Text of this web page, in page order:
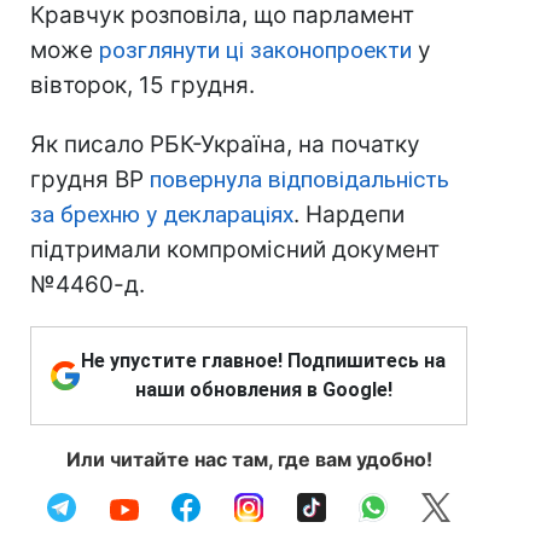
Кравчук розповіла, що парламент
може розглянути ці законопроекти у
вівторок, 15 грудня.
Як писало РБК-Україна, на початку
грудня ВР повернула відповідальність
за брехню у деклараціях. Нардепи
підтримали компромісний документ
№4460-д.
Не упустите главное! Подпишитесь на
наши обновления в Google!
Или читайте нас там, где вам удобно!